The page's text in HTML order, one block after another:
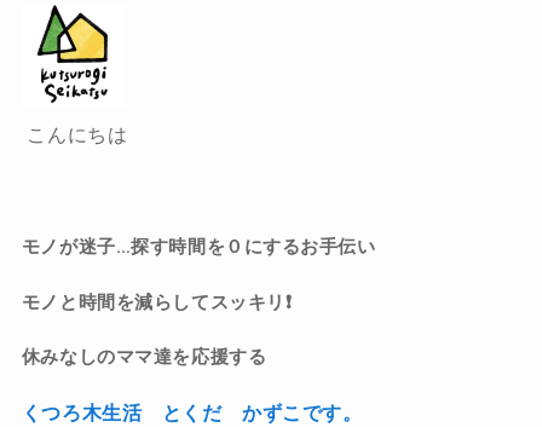
こんにちは
モノが迷子…探す時間を０にするお手伝い
モノと時間を減らしてスッキリ❗️
休みなしのママ達を応援する
くつろ木生活 とくだ かずこです。